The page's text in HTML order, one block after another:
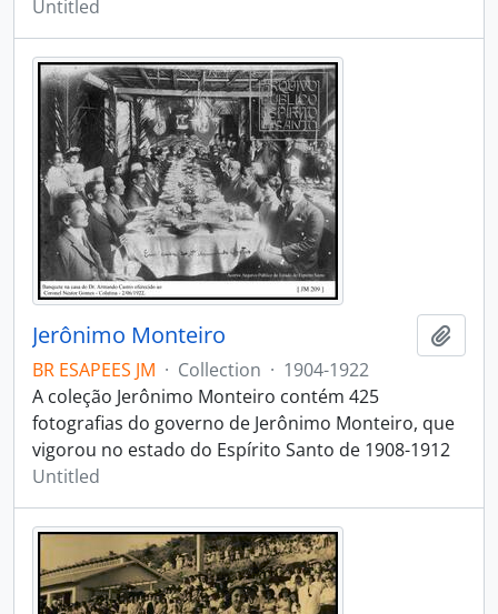
Untitled
Jerônimo Monteiro
BR ESAPEES JM · Collection · 1904-1922
A coleção Jerônimo Monteiro contém 425
fotografias do governo de Jerônimo Monteiro, que
vigorou no estado do Espírito Santo de 1908-1912
Untitled